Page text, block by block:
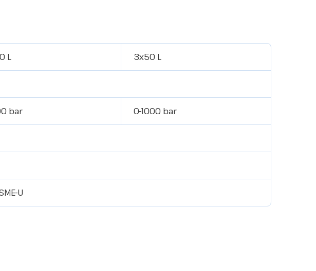
L 3x50 L
bar 0-1000 bar
U